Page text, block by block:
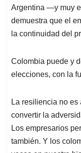
Argentina —y muy
demuestra que el
la continuidad del
Colombia puede y
elecciones, con la
La resiliencia no
convertir la
Los empresarios
también. Y los